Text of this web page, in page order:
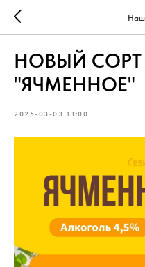
НОВЫЙ
"ЯЧМЕННОЕ"
2025-03-03 13:00